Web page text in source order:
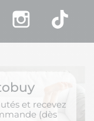
Instagram
et recevez
(dès